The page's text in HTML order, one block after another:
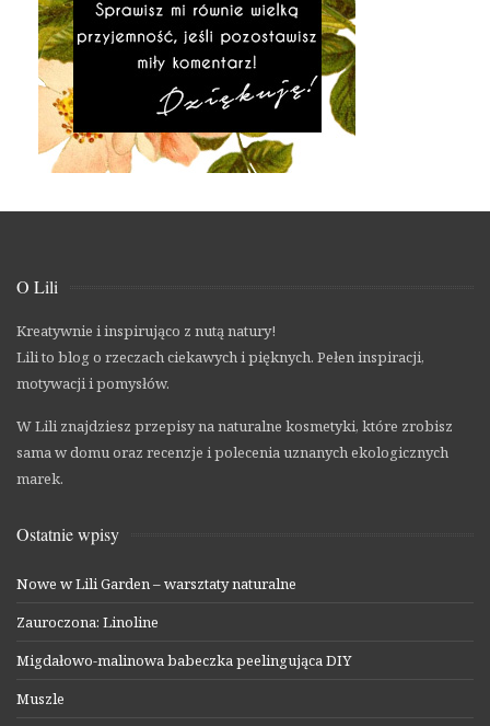
O Lili
Kreatywnie i inspirująco z nutą natury!
Lili to blog o rzeczach ciekawych i pięknych. Pełen inspiracji,
motywacji i pomysłów.
W Lili znajdziesz przepisy na naturalne kosmetyki, które zrobisz
sama w domu oraz recenzje i polecenia uznanych ekologicznych
marek.
Ostatnie wpisy
Nowe w Lili Garden – warsztaty naturalne
Zauroczona: Linoline
Migdałowo-malinowa babeczka peelingująca DIY
Muszle